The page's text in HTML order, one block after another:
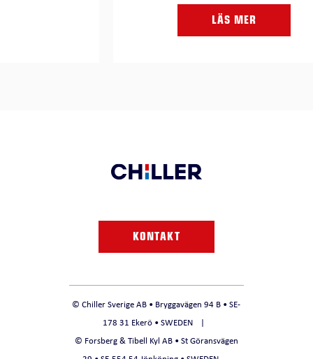
LÄS MER
KONTAKT
© Chiller Sverige AB • Bryggavägen 94 B • SE-
178 31 Ekerö • SWEDEN
© Forsberg & Tibell Kyl AB • St Göransvägen